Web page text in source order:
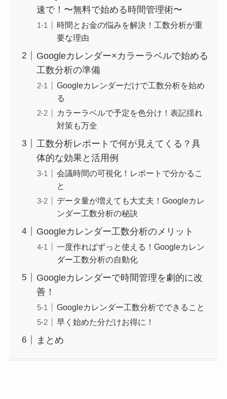
速で！〜無料で始める時間管理術〜
時間とお金の悩みを解決！工数分析が重
要な理由
Googleカレンダー×カラーラベルで始める
工数分析の準備
Googleカレンダーだけで工数分析を始め
る
カラーラベルで予定を色分け！表記揺れ
対策も万全
工数分析レポートで何が見えてくる？具
体的な効果と活用例
会議時間の可視化！レポートで分かるこ
と
データ量が増えても大丈夫！Googleカレ
ンダー工数分析の秘訣
Googleカレンダー工数分析のメリット
一度作ればずっと使える！Googleカレン
ダー工数分析の自動化
Googleカレンダーで時間管理を劇的に改
善！
Googleカレンダー工数分析でできること
早く始めた分だけお得に！
まとめ